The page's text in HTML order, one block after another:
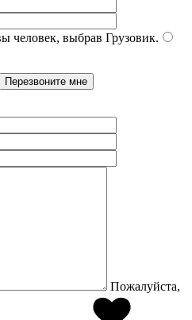
человек, выбрав Грузовик.
Пожалуйста,